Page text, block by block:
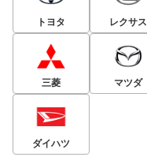
トヨタ レクサス
三菱 マツダ
ダイハツ